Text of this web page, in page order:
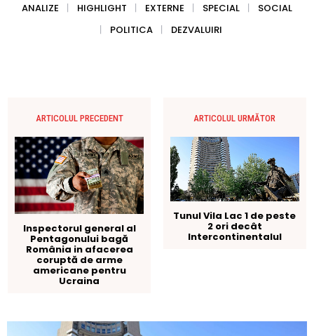
ANALIZE HIGHLIGHT EXTERNE SPECIAL
SOCIAL
POLITICA
DEZVALUIRI
ARTICOLUL PRECEDENT
Inspectorul general al
Pentagonului bagă
România in afacerea
coruptă de arme
americane pentru
Ucraina
ARTICOLUL URMĂTOR
Tunul Vila Lac 1 de peste
2 ori decât
Intercontinentalul